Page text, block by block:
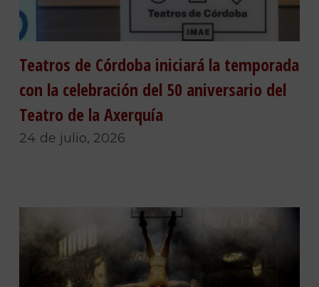
Teatros de Córdoba iniciará la temporada
con la celebración del 50 aniversario del
Teatro de la Axerquía
24 de julio, 2026